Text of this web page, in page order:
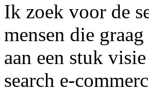
Ik zoek voor de
mensen die
aan een stuk
search e-